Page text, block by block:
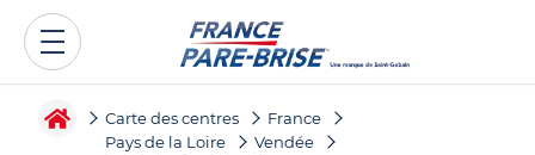
Carte des centres
France
Pays de la Loire
Vendée